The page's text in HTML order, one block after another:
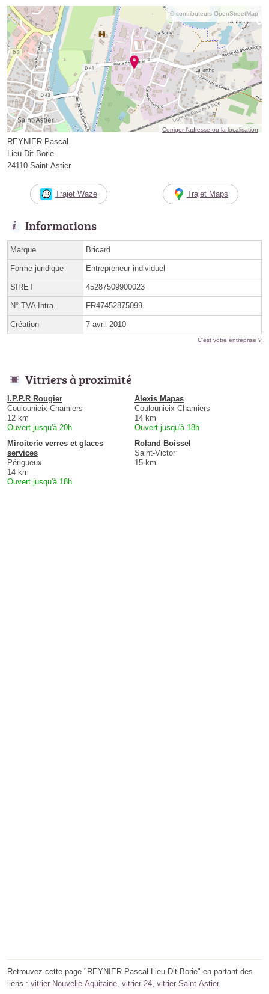
© contributeurs OpenStreetMap
Corriger l’adresse ou la localisation
REYNIER Pascal
Lieu-Dit Borie
24110 Saint-Astier
Trajet Waze Trajet Maps
Informations
Marque Bricard
Forme juridique Entrepreneur individuel
SIRET 45287509900023
N° TVA Intra. FR47452875099
Création 7 avril 2010
C'est votre entreprise ?
Vitriers à proximité
I.P.P.R Rougier
Coulounieix-Chamiers
12 km
Ouvert jusqu'à 20h
Alexis Mapas
Coulounieix-Chamiers
14 km
Ouvert jusqu'à 18h
Miroiterie verres et glaces
services
Périgueux
14 km
Ouvert jusqu'à 18h
Roland Boissel
Saint-Victor
15 km
Retrouvez cette page "REYNIER Pascal Lieu-Dit Borie" en partant des
liens : vitrier Nouvelle-Aquitaine, vitrier 24, vitrier Saint-Astier.